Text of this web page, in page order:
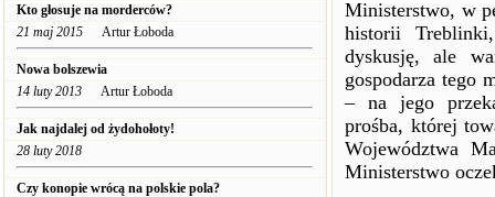
Kto głosuje na morderców?
21 maj 2015 Artur Łoboda
Nowa bolszewia
14 luty 2013 Artur Łoboda
Jak najdalej od żydohołoty!
28 luty 2018
Czy konopie wrócą na polskie pola?
Ministerstwo, w
historii
dyskusję, ale
gospodarza tego
– na jego
prośba, której
Województwa
Ministerstwo